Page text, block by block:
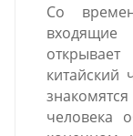
Со
китайский
человека